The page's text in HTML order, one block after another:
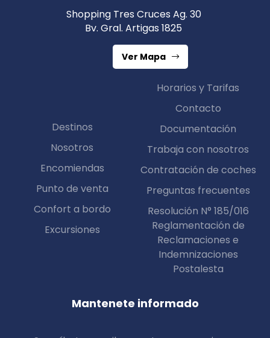
Shopping Tres Cruces Ag. 30
Bv. Gral. Artigas 1825
Ver Mapa
Destinos
Nosotros
Encomiendas
Punto de venta
Confort a bordo
Excursiones
Horarios y Tarifas
Contacto
Documentación
Trabaja con nosotros
Contratación de coches
Preguntas frecuentes
Resolución N° 185/016
Reglamentación de
Reclamaciones e
Indemnizaciones
Postalesta
Mantenete informado